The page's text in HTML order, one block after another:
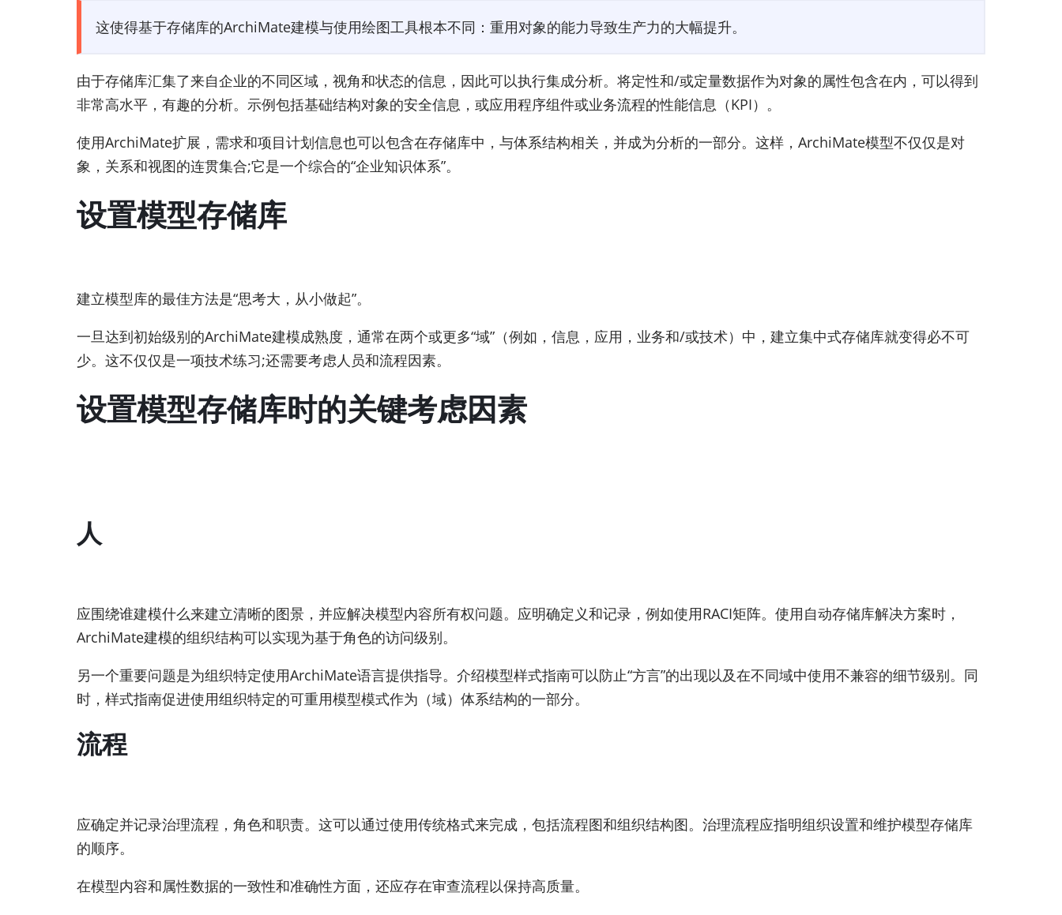
这使得基于存储库的ArchiMate建模与使用绘图工具根本不同：重用对象的能力导致生产力的大幅提升。
由于存储库汇集了来自企业的不同区域，视角和状态的信息，因此可以执行集成分析。将定性和/或定量数据作为对象的属性包含在内，可以得到
非常高水平，有趣的分析。示例包括基础结构对象的安全信息，或应用程序组件或业务流程的性能信息（KPI）。
使用ArchiMate扩展，需求和项目计划信息也可以包含在存储库中，与体系结构相关，并成为分析的一部分。这样，ArchiMate模型不仅仅是对
象，关系和视图的连贯集合;它是一个综合的“企业知识体系”。
设置模型存储库
建立模型库的最佳方法是“思考大，从小做起”。
一旦达到初始级别的ArchiMate建模成熟度，通常在两个或更多“域”（例如，信息，应用，业务和/或技术）中，建立集中式存储库就变得必不可
少。这不仅仅是一项技术练习;还需要考虑人员和流程因素。
设置模型存储库时的关键考虑因素
人
应围绕谁建模什么来建立清晰的图景，并应解决模型内容所有权问题。应明确定义和记录，例如使用RACI矩阵。使用自动存储库解决方案时，
ArchiMate建模的组织结构可以实现为基于角色的访问级别。
另一个重要问题是为组织特定使用ArchiMate语言提供指导。介绍模型样式指南可以防止“方言”的出现以及在不同域中使用不兼容的细节级别。同
时，样式指南促进使用组织特定的可重用模型模式作为（域）体系结构的一部分。
流程
应确定并记录治理流程，角色和职责。这可以通过使用传统格式来完成，包括流程图和组织结构图。治理流程应指明组织设置和维护模型存储库
的顺序。
在模型内容和属性数据的一致性和准确性方面，还应存在审查流程以保持高质量。